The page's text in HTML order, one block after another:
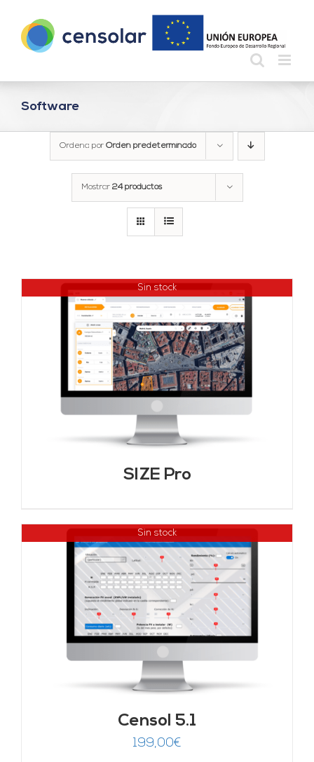
contenido
Software
Ordena por Orden predeterminado
Mostrar 24 productos
Sin stock
SIZE Pro
Sin stock
Censol 5.1
199,00€